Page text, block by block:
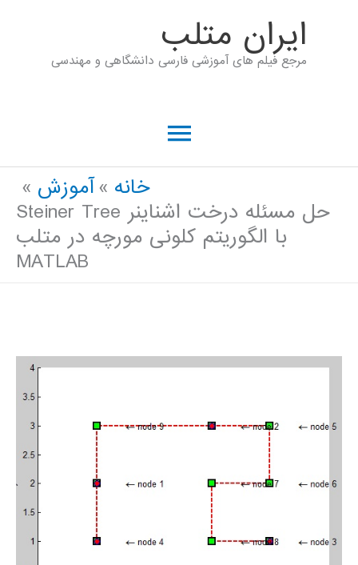
ايران متلب
مرجع فیلم های آموزشی فارسی دانشگاهی و مهندسی
فهرست
اصلی
خانه
آموزش
حل مسئله درخت اشناینر Steiner Tree
با الگوریتم کلونی مورچه در متلب
MATLAB